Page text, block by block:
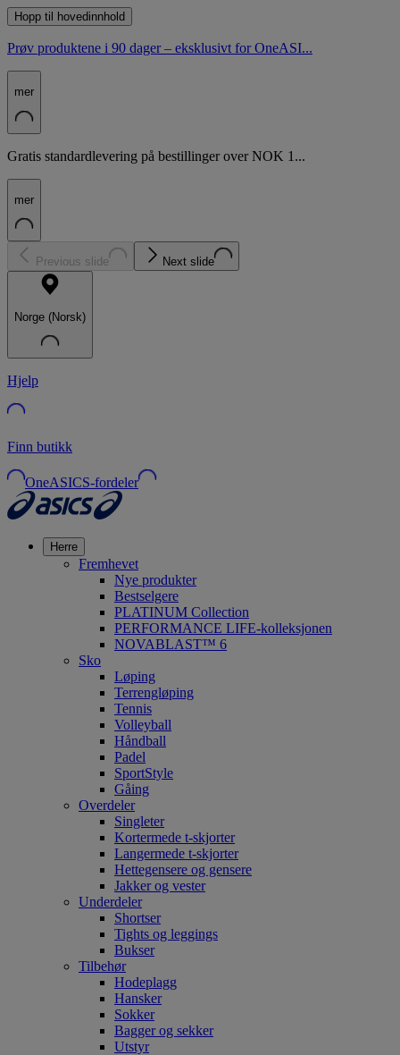
Hopp til hovedinnhold
Prøv produktene i 90 dager – eksklusivt for OneASI...
mer
Gratis standardlevering på bestillinger over NOK 1...
mer
Previous slide Next slide
Norge (Norsk)
Hjelp
Finn butikk
OneASICS-fordeler
Herre
Fremhevet
Nye produkter
Bestselgere
PLATINUM Collection
PERFORMANCE LIFE-kolleksjonen
NOVABLAST™ 6
Sko
Løping
Terrengløping
Tennis
Volleyball
Håndball
Padel
SportStyle
Gåing
Overdeler
Singleter
Kortermede t-skjorter
Langermede t-skjorter
Hettegensere og gensere
Jakker og vester
Underdeler
Shortser
Tights og leggings
Bukser
Tilbehør
Hodeplagg
Hansker
Sokker
Bagger og sekker
Utstyr